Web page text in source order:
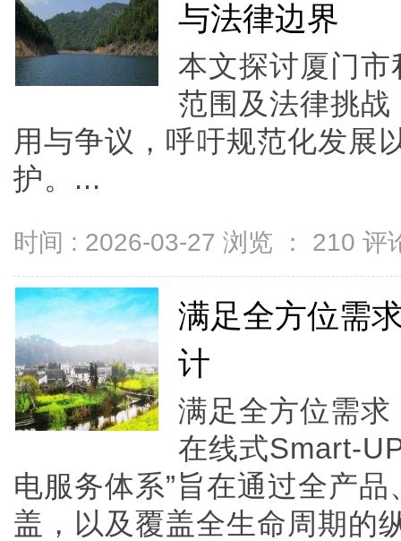
与法律边界
本文探讨厦门
范围及法律挑
用与争议，呼吁规范化发展
护。...
时间 : 2026-03-27 浏览 ： 210 评
满足全方位需
计
满足全方位需求
在线式Smart-
电服务体系”旨在通过全产
盖，以及覆盖全生命周期的